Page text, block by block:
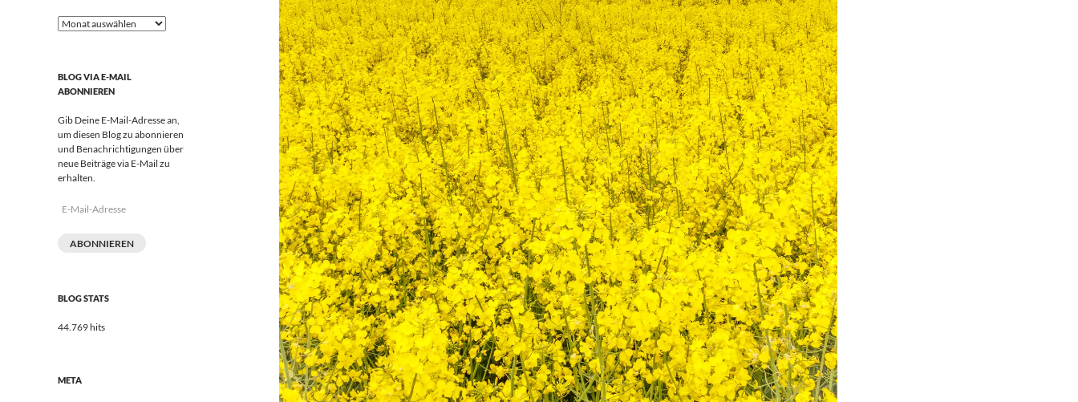
Archive
BLOG VIA E-MAIL
ABONNIEREN
Gib Deine E-Mail-Adresse an,
um diesen Blog zu abonnieren
und Benachrichtigungen über
neue Beiträge via E-Mail zu
erhalten.
E-
ABONNIEREN
BLOG STATS
44.769 hits
META